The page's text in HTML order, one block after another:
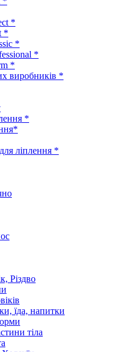
*
*
*
*
*
виробників *
*
ліплення *
Різдво
їда, напитки
тіла